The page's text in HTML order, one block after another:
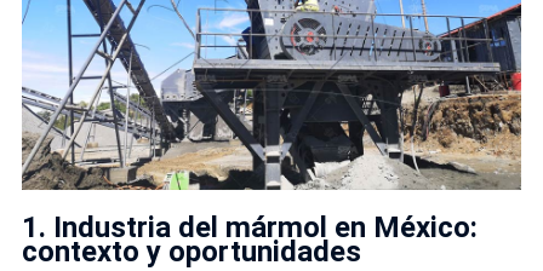
1. Industria del mármol en México:
contexto y oportunidades